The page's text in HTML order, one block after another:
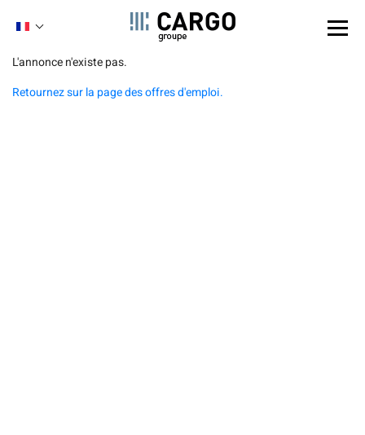
Aller
contenu
L'annonce n'existe pas.
Retournez sur la page des offres d'emploi.
ENGLISH